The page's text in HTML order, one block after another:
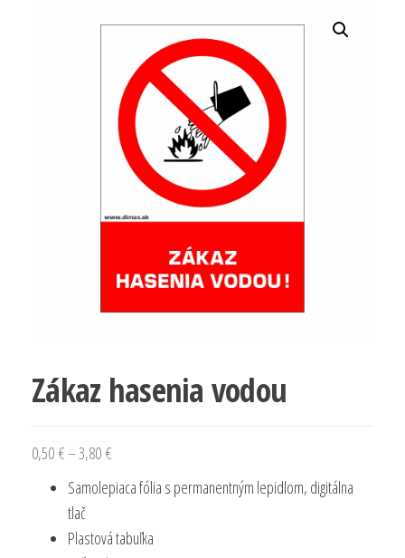
Zákaz hasenia vodou
0,50 €–3,80 €
range:
through
3,80 €
Samolepiaca fólia s permanentným lepidlom, digitálna
tlač
Plastová tabuľka